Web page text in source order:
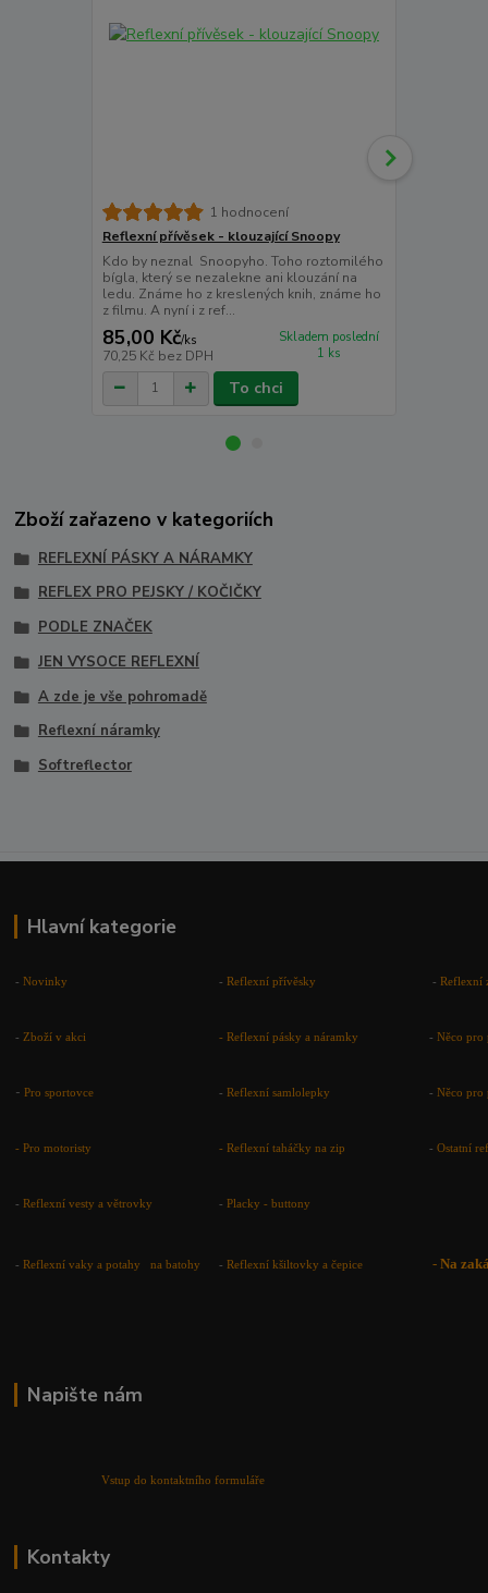
1 hodnocení
Reflexní přívěsek - klouzající Snoopy
Kdo by neznal Snoopyho. Toho roztomilého
bígla, který se nezalekne ani klouzání na
ledu. Známe ho z kreslených knih, známe ho
z filmu. A nyní i z ref...
85,00 Kč/ks
70,25 Kč bez DPH
Skladem poslední
1 ks
To chci
Zboží zařazeno v kategoriích
REFLEXNÍ PÁSKY A NÁRAMKY
REFLEX PRO PEJSKY / KOČIČKY
PODLE ZNAČEK
JEN VYSOCE REFLEXNÍ
A zde je vše pohromadě
Reflexní náramky
Softreflector
Hlavní kategorie
-Novinky -Reflexní přívěsky -Reflexní
-Zboží v akci -Reflexní pásky a náramky -Něco pro
-Pro sportovce -Reflexní samlolepky -Něco pro
- Pro motoristy -Reflexní taháčky na zip -Ostatní
-Reflexní vesty a větrovky -Placky - buttony
-Reflexní vaky a potahy na batohy -Reflexní kšiltovky a čepice -Na
Napište nám
Vstup do kontaktního formuláře
Kontakty